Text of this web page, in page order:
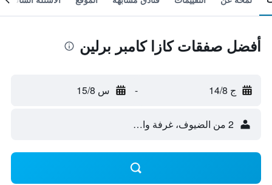
أفضل صفقات كازا كامبر برلين
ج 14/8 - س 15/8
2 من الضيوف، غرفة واحدة